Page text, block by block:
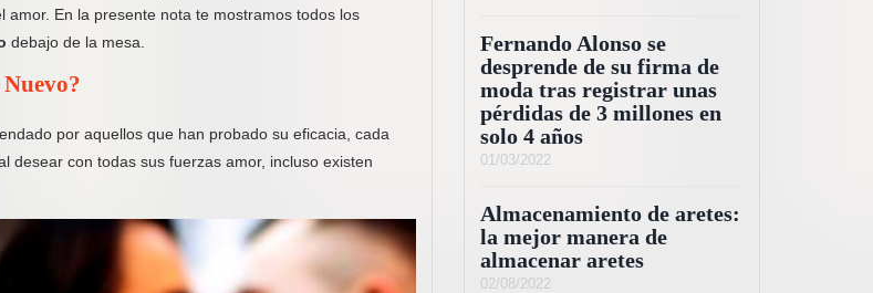
En la presente nota te mostramos todos los
debajo de la mesa.
por aquellos que han probado su eficacia, cada
desear con todas sus fuerzas amor, incluso existen
Fernando Alonso se
desprende de su firma de
moda tras registrar unas
pérdidas de 3 millones en
solo 4 años
01/03/2022
Almacenamiento de aretes:
la mejor manera de
almacenar aretes
02/08/2022